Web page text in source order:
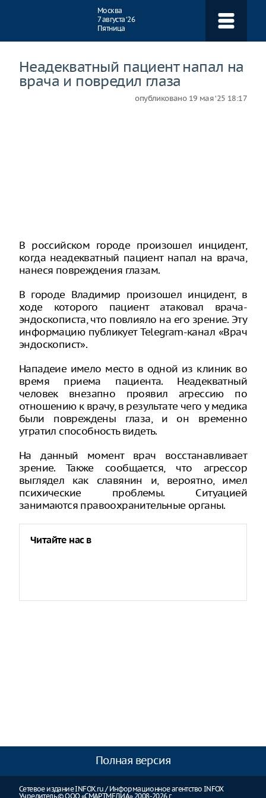
Москва
7 августа ‘26
Пятница
Неадекватный пациент напал на
врача и повредил глаза
опубликовано 19 мая ‘25 18:17
В российском городе произошел инцидент,
когда неадекватный пациент напал на врача,
нанеся повреждения глазам.
В городе Владимир произошел инцидент, в
ходе которого пациент атаковал врача-
эндоскописта, что повлияло на его зрение. Эту
информацию публикует Telegram-канал «Врач
эндоскопист».
Нападеие имело место в одной из клиник во
время приема пациента. Неадекватный
человек внезапно проявил агрессию по
отношению к врачу, в результате чего у медика
были повреждены глаза, и он временно
утратил способность видеть.
На данный момент врач восстанавливает
зрение. Также сообщается, что агрессор
выглядел как славянин и, вероятно, имел
психические проблемы. Ситуацией
занимаются правоохранительные органы.
Читайте нас в
Полная версия
Сетевое издание INFOX.ru / Информационное агентство INFOX
Учредитель © ООО «СМАРТМЕДИА» 2008-2026 г.